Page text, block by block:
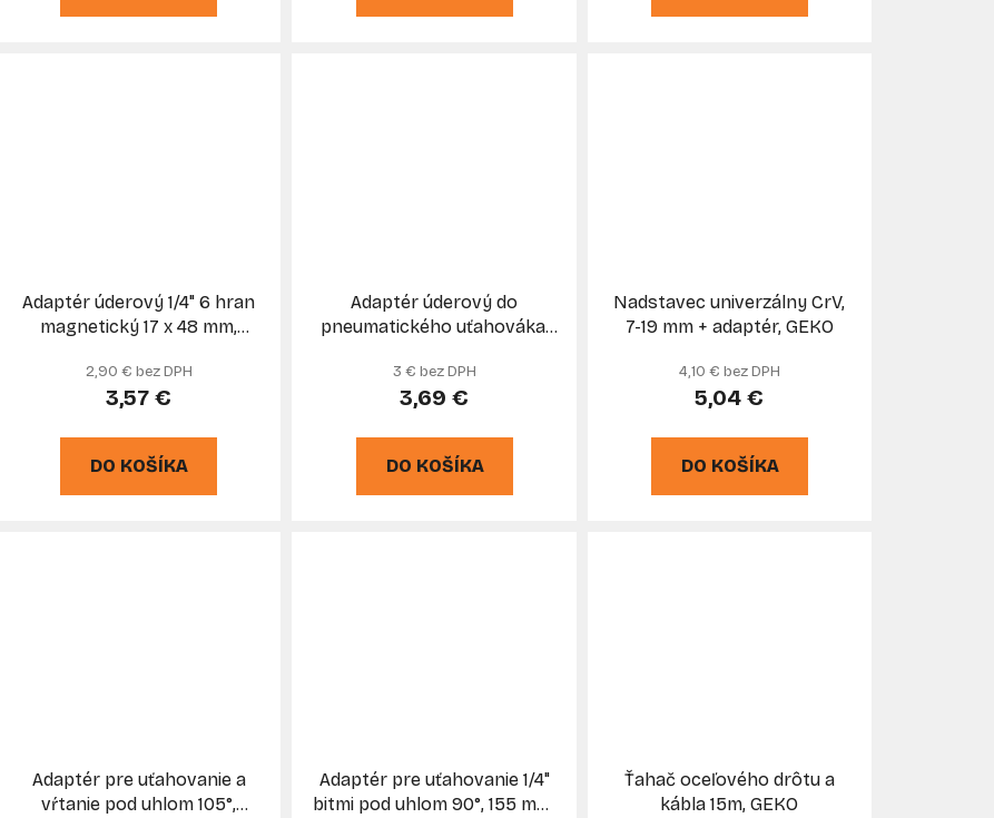
Adaptér úderový 1/4" 6 hran
magnetický 17 x 48 mm,
2,90 € bez DPH
3,57 €
DO KOŠÍKA
Adaptér úderový do
pneumatického uťahováka,
TVARDY
3 € bez DPH
3,69 €
DO KOŠÍKA
Nadstavec univerzálny CrV,
7-19 mm + adaptér, GEKO
4,10 € bez DPH
5,04 €
DO KOŠÍKA
Adaptér pre uťahovanie a
vŕtanie pod uhlom 105°,
Adaptér pre uťahovanie 1/4"
bitmi pod uhlom 90°, 155 mm,
Ťahač oceľového drôtu a
kábla 15m, GEKO